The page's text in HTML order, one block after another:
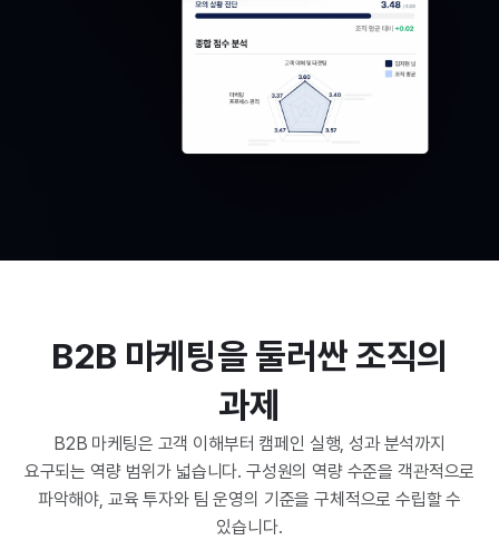
B2B 마케팅을 둘러싼 조직의
과제
B2B 마케팅은 고객 이해부터 캠페인 실행, 성과 분석까지
요구되는 역량 범위가 넓습니다. 구성원의 역량 수준을 객관적으로
파악해야, 교육 투자와 팀 운영의 기준을 구체적으로 수립할 수
있습니다.